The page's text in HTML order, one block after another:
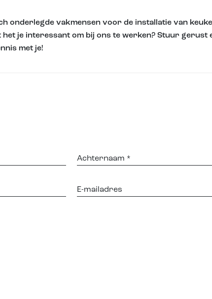
onderlegde vakmensen voor de installatie van
je interessant om bij ons te werken? Stuur gerust
met je!
Achternaam
E-
mailadres